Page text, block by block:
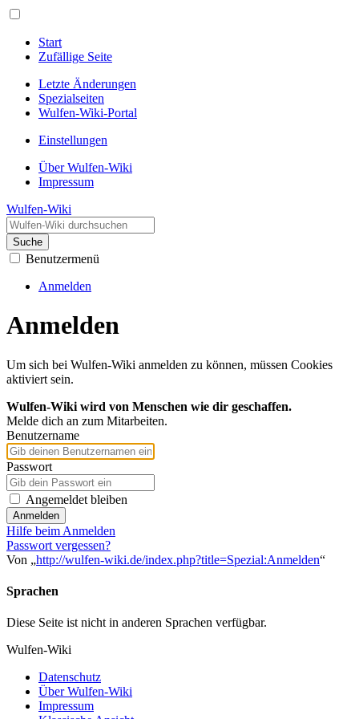
Start
Zufällige Seite
Letzte Änderungen
Spezialseiten
Wulfen-Wiki-Portal
Einstellungen
Über Wulfen-Wiki
Impressum
Wulfen-Wiki
Suche
Benutzermenü
Anmelden
Anmelden
Um sich bei Wulfen-Wiki anmelden zu können, müssen Cookies
aktiviert sein.
Wulfen-Wiki wird von Menschen wie dir geschaffen.
Melde dich an zum Mitarbeiten.
Benutzername
Passwort
Angemeldet bleiben
Anmelden
Hilfe beim Anmelden
Passwort vergessen?
Von „http://wulfen-wiki.de/index.php?title=Spezial:Anmelden“
Sprachen
Diese Seite ist nicht in anderen Sprachen verfügbar.
Wulfen-Wiki
Datenschutz
Über Wulfen-Wiki
Impressum